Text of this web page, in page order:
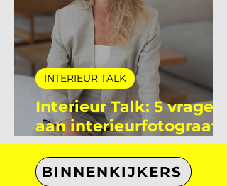
Interieur Talk: 5 vragen
Eefje Lammers
INTERIEUR TALK